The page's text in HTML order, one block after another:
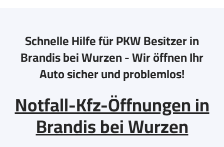
Schnelle Hilfe für PKW Besitzer in
Brandis bei Wurzen - Wir öffnen Ihr
Auto sicher und problemlos!
Notfall-Kfz-Öffnungen in
Brandis bei Wurzen